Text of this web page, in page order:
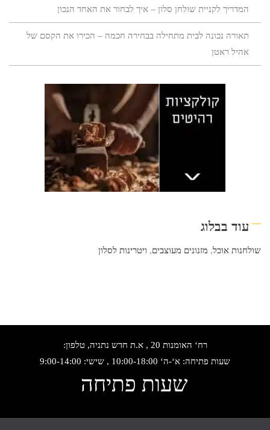
המדריך לקניית שולחן סלון – איך לבחור את האחד הנכון
תאורה נכונה לבית מתחילה בבחירה חכמה – הכירו את הקסם של
אהיל ראטן
עוד בבלוג
שולחנות אוכל, מזנונים מעוצבים, ויטרינות לסלון
רח‘ האומנות 20 , א.ת חדש נתניה, טלפון:
שעות פתיחה: א‘-ה‘ 10:00-18:00 , שישי: 9:00-14:00
שעות פתיחה